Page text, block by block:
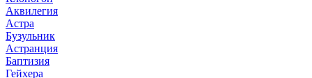
Аквилегия
Астра
Бузульник
Астранция
Баптизия
Гейхера